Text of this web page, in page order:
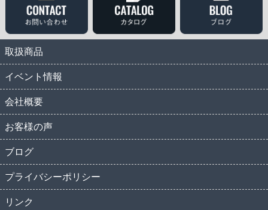
取扱商品
イベント情報
会社概要
お客様の声
ブログ
プライバシーポリシー
リンク